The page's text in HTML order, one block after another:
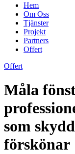
Hem
Om Oss
Tjänster
Projekt
Partners
Offert
Offert
Måla
som
förskönar